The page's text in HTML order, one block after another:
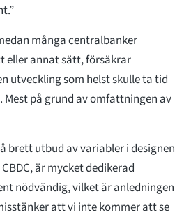
många centralbanker
eller annat sätt, försäkrar
utveckling som helst skulle ta tid
på grund av omfattningen av
brett utbud av variabler i designen
är mycket dedikerad
nödvändig, vilket är anledningen
att vi inte kommer att se